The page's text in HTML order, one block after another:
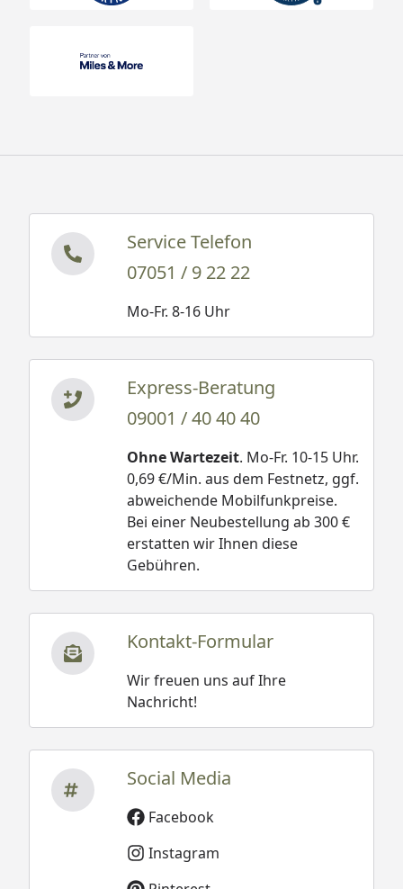
Service Telefon
07051 / 9 22 22
Mo-Fr. 8-16 Uhr
Express-Beratung
09001 / 40 40 40
Ohne Wartezeit. Mo-Fr. 10-15 Uhr.
0,69 €/Min. aus dem Festnetz, ggf.
abweichende Mobilfunkpreise.
Bei einer Neubestellung ab 300 €
erstatten wir Ihnen diese
Gebühren.
Kontakt-Formular
Wir freuen uns auf Ihre
Nachricht!
Social Media
Facebook
Instagram